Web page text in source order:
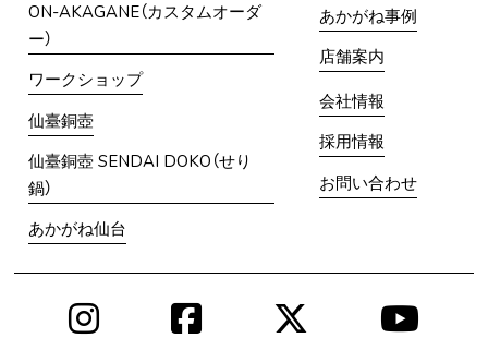
ON-AKAGANE（カスタムオーダ
ー）
ワークショップ
仙臺銅壺
仙臺銅壺 SENDAI DOKO（せり
鍋）
あかがね仙台
あかがね事例
店舗案内
会社情報
採用情報
お問い合わせ
InstagramFacebook